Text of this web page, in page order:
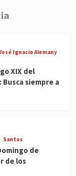
Ignacio Alemany
XIX del
siempre a
Santos
de
de los